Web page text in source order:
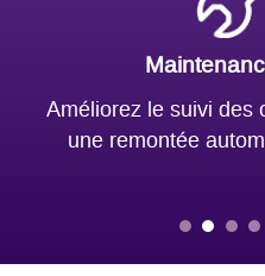
Assistez vos équipes
tout en réduisant vos